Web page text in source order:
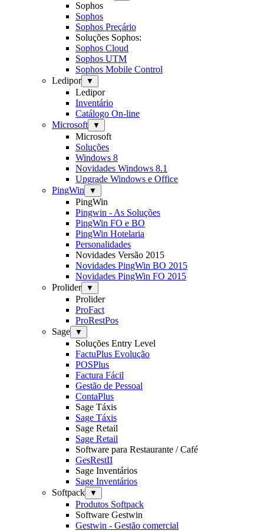
Sophos
Sophos
Sophos Preçário
Soluções Sophos:
Sophos Cloud
Sophos UTM
Sophos Mobile Control
Ledipor
▼
Ledipor
Inventário
Catálogo On-line
Microsoft
▼
Microsoft
Soluções
Windows 8
Novidades Windows 8.1
Upgrade Windows e Office
PingWin
▼
PingWin
Pingwin - As Soluções
PingWin FO e BO
PingWin Hotelaria
Personalidades
Novidades Versão 2015
Novidades PingWin BO 2015
Novidades PingWin FO 2015
Prolider
▼
Prolider
ProFact
ProRestPos
Sage
▼
Soluções Entry Level
FactuPlus Evolução
POSPlus
Factura Fácil
Gestão de Pessoal
ContaPlus
Sage Táxis
Sage Táxis
Sage Retail
Sage Retail
Software para Restaurante / Café
GesRestII
Sage Inventários
Sage Inventários
Softpack
▼
Produtos Softpack
Software Gestwin
Gestwin - Gestão comercial